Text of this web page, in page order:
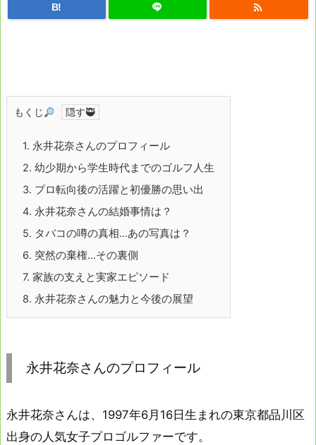
B! 
もくじ
1. 永井花奈さんのプロフィール
2. 幼少期から学生時代までのゴルフ人生
3. プロ転向後の活躍と初優勝の思い出
4. 永井花奈さんの結婚事情は？
5. タバコの噂の真相…あの写真は？
6. 突然の棄権…その裏側
7. 家族の支えと実家エピソード
8. 永井花奈さんの魅力と今後の展望
永井花奈さんのプロフィール
永井花奈さんは、1997年6月16日生まれの東京都品川区
出身の人気女子プロゴルファーです。